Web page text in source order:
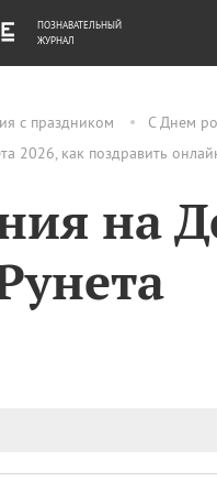
с праздником
С Днем
2026, как поздравить
на
ДЕНЬГИ
ПОЗНАВАТЕЛЬНЫЙ
ЖУРНАЛ